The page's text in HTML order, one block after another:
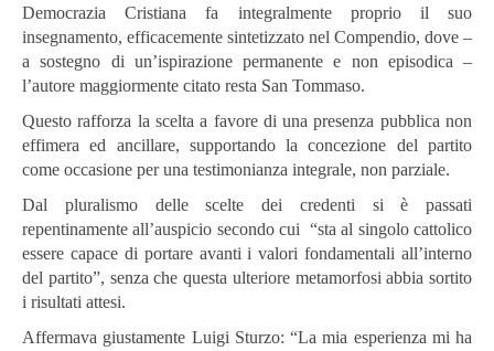
Democrazia Cristiana fa integralmente proprio il suo
insegnamento, efficacemente sintetizzato nel Compendio, dove –
a sostegno di un’ispirazione permanente e non episodica –
l’autore maggiormente citato resta San Tommaso.
Questo rafforza la scelta a favore di una presenza pubblica non
effimera ed ancillare, supportando la concezione del partito
come occasione per una testimonianza integrale, non parziale.
Dal pluralismo delle scelte dei credenti si è passati
repentinamente all’auspicio secondo cui “sta al singolo cattolico
essere capace di portare avanti i valori fondamentali all’interno
del partito”, senza che questa ulteriore metamorfosi abbia sortito
i risultati attesi.
Affermava giustamente Luigi Sturzo: “La mia esperienza mi ha